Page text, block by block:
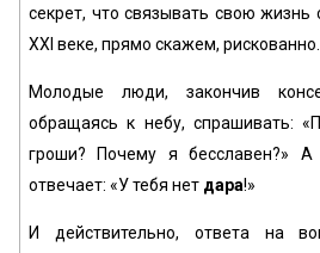
секрет, что связывать свою
XXI веке, прямо скажем, рискованно.
Молодые люди, закончив
обращаясь к небу, спрашивать:
гроши? Почему я бесславен?» А
отвечает: «У тебя нет дара!»
И действительно, ответа на